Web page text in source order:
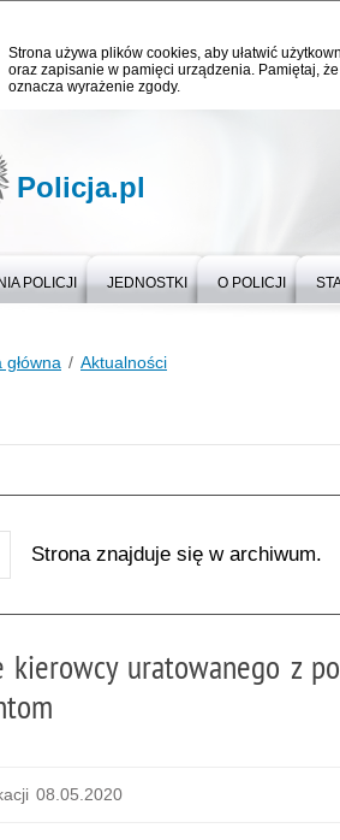
Strona używa plików cookies, aby ułatwić
oraz zapisanie w pamięci urządzenia. Pamiętaj,
oznacza wyrażenie zgody.
Policja.pl
POLICJI JEDNOSTKI O POLICJI
Aktualności
Strona znajduje się w archiwum.
kierowcy uratowanego z
08.05.2020